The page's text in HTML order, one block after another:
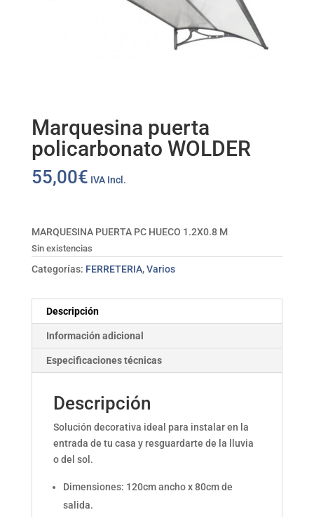
Marquesina puerta
policarbonato WOLDER
55,00€ IVA Incl.
MARQUESINA PUERTA PC HUECO 1.2X0.8 M
Sin existencias
Categorías: FERRETERIA,Varios
Descripción
Información adicional
Especificaciones técnicas
Descripción
Solución decorativa ideal para instalar en la
entrada de tu casa y resguardarte de la lluvia
o del sol.
Dimensiones: 120cm ancho x 80cm de
salida.